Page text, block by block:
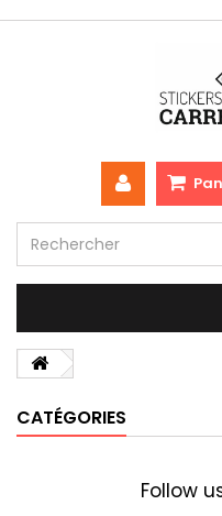
CATÉGORIES
Follow